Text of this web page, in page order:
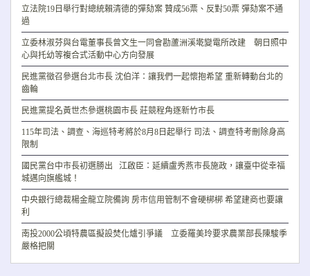
立法院19日舉行對總統賴清德的彈劾案 贊成56票、反對50票 彈劾案不通
過
立委林淑芬與台電董事長曾文生一同會勘蘆洲溪墘變電所改建 朝日照中
心與托幼等複合式活動中心方向發展
民進黨徵召參選台北市長 沈伯洋：讓我們一起懷抱希望 重新轉動台北的
齒輪
民進黨提名黃世杰參選桃園市長 莊競程角逐新竹市長
115年司法、調查、海巡特考將於8月8日起舉行 司法、調查特考刪除身高
限制
國民黨台中市長初選勝出 江啟臣：延續盧秀燕市長施政，讓臺中從幸福
城邁向旗艦城！
中央銀行總裁楊金龍立院備詢 房市信用管制不會硬梆梆 希望建商也要讓
利
南投2000公頃特農區擬設焚化爐引爭議 立委羅美玲要求農業部長陳駿季
嚴格把關